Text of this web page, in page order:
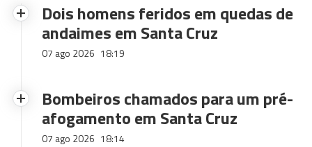
Dois homens feridos em quedas de
andaimes em Santa Cruz
07 ago 2026 18:19
Bombeiros chamados para um pré-
afogamento em Santa Cruz
07 ago 2026 18:14